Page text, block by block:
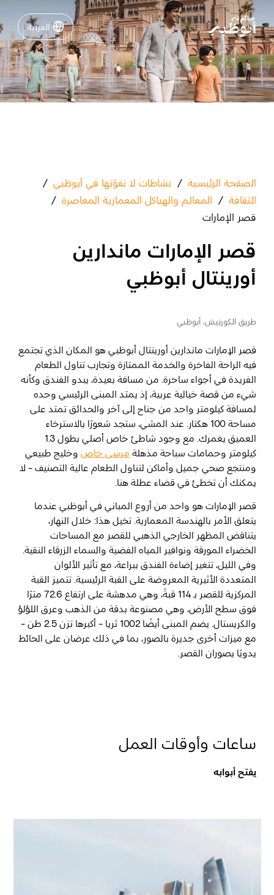
العربية
العربية
نشاطات لا تفوّتها في أبوظبي
خطّط لرحلتك
تسجيل الدخول مسارات
أبو ظبي
منطقة العين
منطقة الظفرة
دائرة الثقافة والسياحة - أبوظبي
مركز أبوظبي الوطني للمعارض والمؤتمرات
الصفحة الرئيسية / نشاطات لا تفوّتها في أبوظبي /
الثقافة / المعالم والهياكل المعمارية المعاصرة /
قصر الإمارات
قصر الإمارات ماندارين
أورينتال أبوظبي
طريق الكورنيش، أبوظبي
قصر الإمارات ماندارين أورينتال أبوظبي هو المكان الذي تجتمع
فيه الراحة الفاخرة والخدمة الممتازة وتجارب تناول الطعام
الفريدة في أجواء ساحرة. من مسافة بعيدة، يبدو الفندق وكأنه
شيء من قصة خيالية عربية، إذ يمتد المبنى الرئيسي وحده
لمسافة كيلومتر واحد من جناح إلى آخر والحدائق تمتد على
مساحة 100 هكتار. عند المشي، ستجد شعورًا بالاسترخاء
العميق يغمرك. مع وجود شاطئ خاص أصلي بطول 1.3
كيلومتر وحمامات سباحة مذهلة مرسى خاصوخليج طبيعي
ومنتجع صحي جميل وأماكن لتناول الطعام عالية التصنيف - لا
يمكنك أن تخطئ في قضاء عطلة هنا.
قصر الإمارات هو واحد من أروع المباني في أبوظبي عندما
يتعلق الأمر بالهندسة المعمارية. تخيل هذا: خلال النهار،
يتناقض المظهر الخارجي الذهبي للقصر مع المساحات
الخضراء المورقة ونوافير المياه الفضية والسماء الزرقاء النقية.
وفي الليل، تتغير إضاءة الفندق ببراعة، مع تأثير الألوان
المتعددة الأثيرية المعروضة على القبة الرئيسية. تتميز القبة
المركزية للقصر بـ 114 قبةً، وهي مدهشة على ارتفاع 72.6 مترًا
فوق سطح الأرض، وهي مصنوعة بدقة من الذهب وعرق اللؤلؤ
والكريستال. يضم المبنى أيضًا 1002 ثريا - أكبرها تزن 2.5 طن -
مع ميزات أخرى جديرة بالصور، بما في ذلك عرضان على الحائط
يدويًا يصوران القصر.
ساعات وأوقات العمل
يفتح أبوابه